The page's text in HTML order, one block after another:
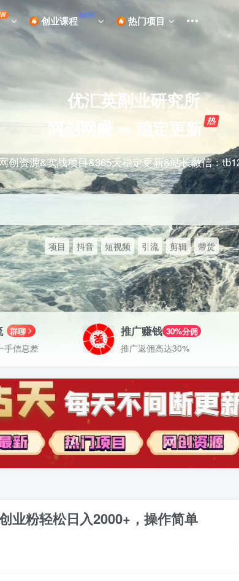
创业课程NEW 热门项目
优汇英副业研究所
网创网赚 ∞ 稳定更新
创资源&实战项目&365天稳定更新&站长微信：
项目 抖音 短视频 引流 剪辑 带货
群聊
手信息差
推广赚钱 30%分佣
推广返佣高达30%
业粉轻松日入2000+，操作简单